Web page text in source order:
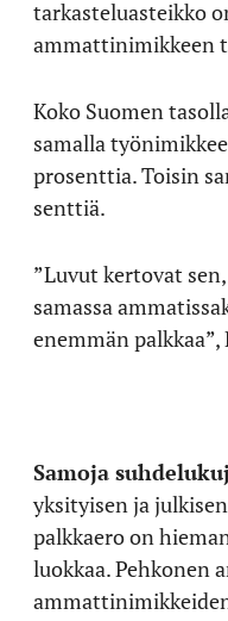
tarkasteluasteikko
ammattinimikkeen
Koko Suomen
samalla
prosenttia. Toisin
senttiä.
”Luvut kertovat
samassa
enemmän
Samoja
yksityisen ja
palkkaero on
luokkaa. Pehkonen